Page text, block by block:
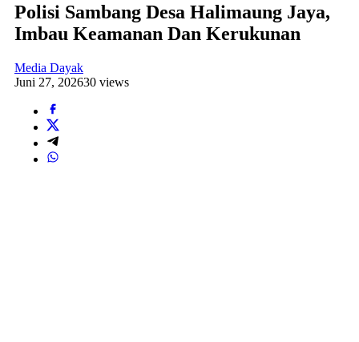
Polisi Sambang Desa Halimaung Jaya,
Imbau Keamanan Dan Kerukunan
Media Dayak
Juni 27, 202630 views